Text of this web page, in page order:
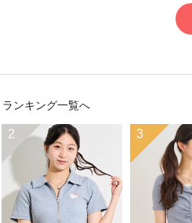
ランキング一覧へ
2 3